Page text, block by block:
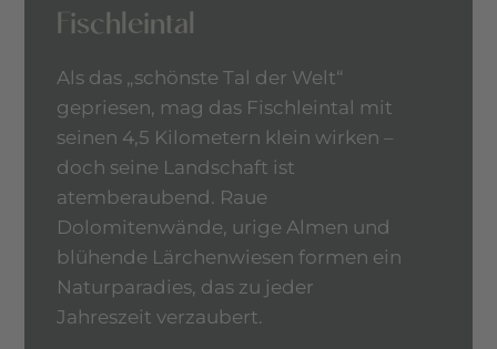
Fischleintal
Als das „schönste Tal der Welt“
gepriesen, mag das Fischleintal mit
seinen 4,5 Kilometern klein wirken –
doch seine Landschaft ist
atemberaubend. Raue
Dolomitenwände, urige Almen und
blühende Lärchenwiesen formen ein
Naturparadies, das zu jeder
Jahreszeit verzaubert.